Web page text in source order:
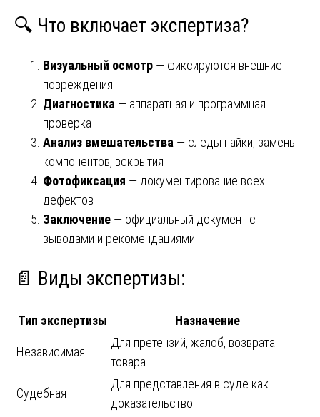
🔍 Что включает экспертиза?
Визуальный осмотр — фиксируются внешние
повреждения
Диагностика — аппаратная и программная
проверка
Анализ вмешательства — следы пайки, замены
компонентов, вскрытия
Фотофиксация — документирование всех
дефектов
Заключение — официальный документ с
выводами и рекомендациями
📄 Виды экспертизы:
Тип экспертизы Назначение
Независимая
Для претензий, жалоб, возврата
товара
Судебная
Для представления в суде как
доказательство